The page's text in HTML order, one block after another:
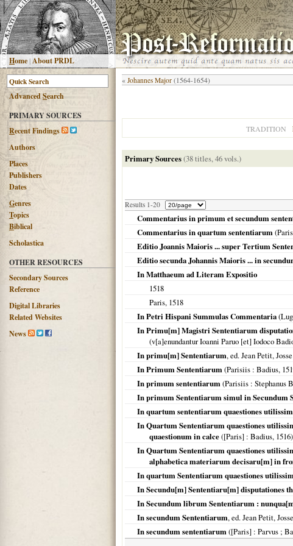
Home|About PRDL
AdvancedSearch
PRIMARY SOURCES
Recent Findings
Authors
Places
Publishers
Dates
Genres
Topics
Biblical
Scholastica
OTHER RESOURCES
Secondary Sources
Reference
Digital Libraries
Related Websites
News
« Johannes Major (1564-1654)
TRADITION
Primary Sources(38 titles, 46 vols.)
Results 1-20
Commentarius in primum et secundum
Commentarius in quartum sententiarum(Paris
Editio Joannis Maioris ... super Tertium
Editio secunda Johannis Maioris ... in
In Matthaeum ad Literam Expositio
1518
Paris, 1518
In Petri Hispani Summulas Commentaria(
In Primu[m] Magistri Sententiarum
(v[a]enundantur Ioanni Paruo [et] Iodoco
In primu[m] Sententiarum, ed. Jean Petit,
In Primum Sententiarum(Parisiis : Badius,
In primum sententiarum(Parisiis : Stephanus
In primum Sententiarum simul in Secundum
In quartum sententiarum quaestiones
In Quartum Sententiarum quaestiones
quaestionum in calce([Paris] : Badius, 1516)
In Quartum Sententiarum quaestiones
alphabetica materiarum decisaru[m] in
In quartum Sententiarum quaestiones
In Secundu[m] Sententiaru[m] disputationes
In Secundum librum Sententiarum :
In secundum Sententiarum, ed. Jean Petit,
In secundum sententiarum([Paris] : Parvus ;